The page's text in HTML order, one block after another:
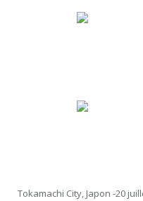
Tokamachi City, Japon -20